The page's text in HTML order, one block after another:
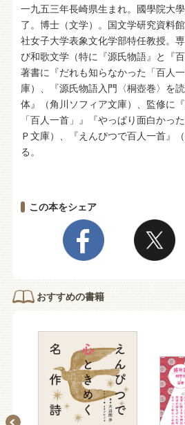
一九五三年長崎県生まれ。國學院大
了。博士（文学）。国文学研究資料
社女子大学表象文化学部特任教授。
び和歌文学（特に『源氏物語』と『百
著書に『だれも知らなかった「百人
庫）、『源氏物語入門〈桐壺巻〉を
体』（角川ソフィア文庫）、監修に
「百人一首」』『やっぱり面白かっ
Ｐ文庫）、『えんぴつで百人一首』
る。
この本をシェア
おすすめの書籍